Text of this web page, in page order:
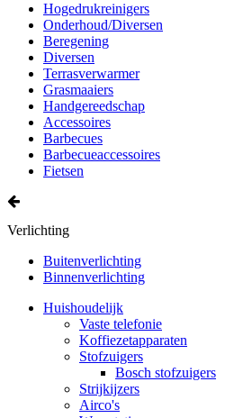
Hogedrukreinigers
Onderhoud/Diversen
Beregening
Diversen
Terrasverwarmer
Grasmaaiers
Handgereedschap
Accessoires
Barbecues
Barbecueaccessoires
Fietsen
Verlichting
Buitenverlichting
Binnenverlichting
Huishoudelijk
Vaste telefonie
Koffiezetapparaten
Stofzuigers
Bosch stofzuigers
Strijkijzers
Airco's